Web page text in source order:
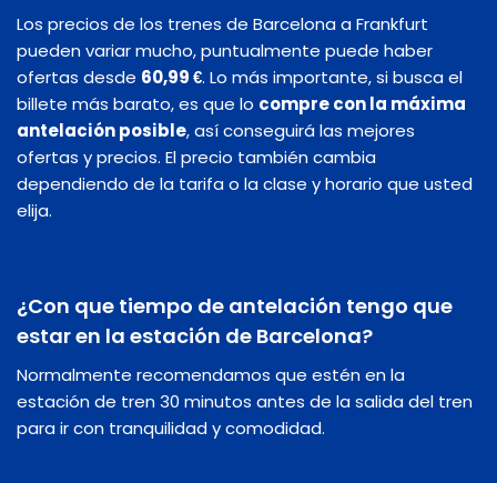
Los precios de los trenes de Barcelona a Frankfurt
pueden variar mucho, puntualmente puede haber
ofertas desde 60,99 €. Lo más importante, si busca el
billete más barato, es que lo compre con la máxima
antelación posible, así conseguirá las mejores
ofertas y precios. El precio también cambia
dependiendo de la tarifa o la clase y horario que usted
elija.
¿Con que tiempo de antelación tengo que
estar en la estación de Barcelona?
Normalmente recomendamos que estén en la
estación de tren 30 minutos antes de la salida del tren
para ir con tranquilidad y comodidad.